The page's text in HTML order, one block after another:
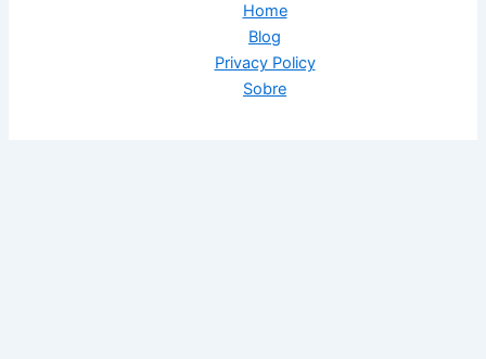
Home
Blog
Privacy Policy
Sobre